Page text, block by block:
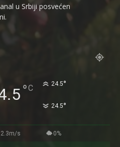
u Srbiji posvećen
°C 24.5°
24.5°
2.3m/s 0%